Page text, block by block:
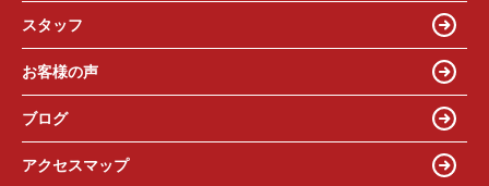
スタッフ
お客様の声
ブログ
アクセスマップ